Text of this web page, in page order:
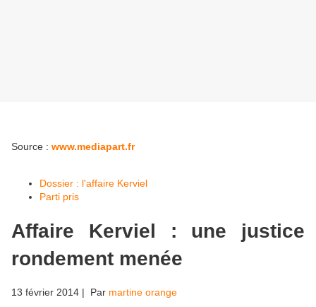
Source : www.mediapart.fr
Dossier : l'affaire Kerviel
Parti pris
Affaire Kerviel : une justice
rondement menée
13 février 2014 | Par martine orange